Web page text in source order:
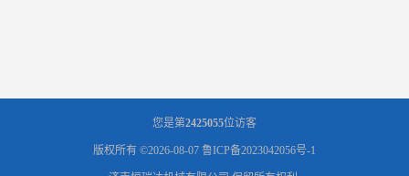
您是第2425055位访客
版权所有 ©2026-08-07 鲁ICP备2023042056号-1